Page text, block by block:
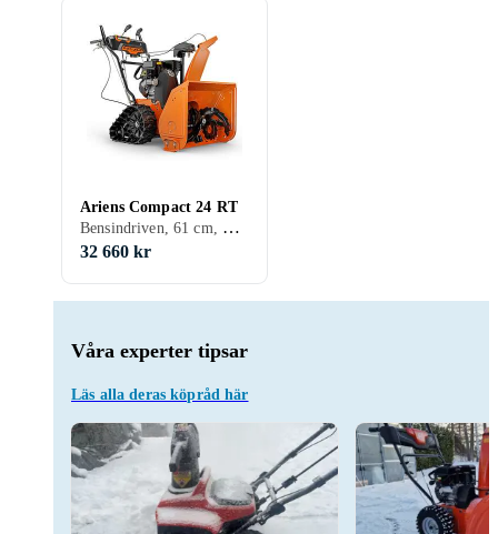
Våra experter tipsar
Läs alla deras köpråd här
Ariens Compact 24 RT
Bensindriven, 61 cm, Banddrift, 2-stegs
32 660 kr